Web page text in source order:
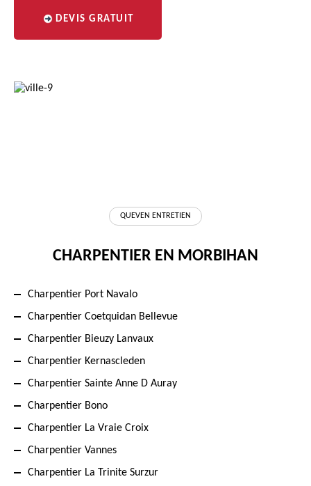
DEVIS GRATUIT
QUEVEN ENTRETIEN
CHARPENTIER EN MORBIHAN
Charpentier Port Navalo
Charpentier Coetquidan Bellevue
Charpentier Bieuzy Lanvaux
Charpentier Kernascleden
Charpentier Sainte Anne D Auray
Charpentier Bono
Charpentier La Vraie Croix
Charpentier Vannes
Charpentier La Trinite Surzur